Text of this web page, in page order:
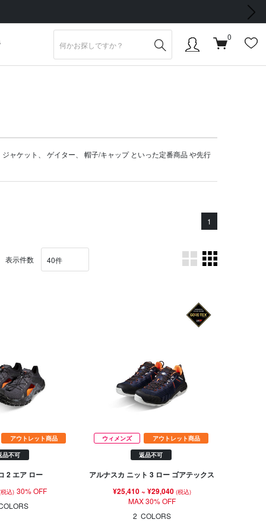
次の画像
0
ジャケット ゲイター 帽子/キャップといった定番商品 や先行
1
表示件数
アウトレット商品
品不可
2 エア ロー
込) 30% OFF
ウィメンズ アウトレット商品
返品不可
アルナスカ ニット 3 ロー ゴアテックス
¥25,410~ ¥29,040 (税込)
MAX 30% OFF
2 COLORS